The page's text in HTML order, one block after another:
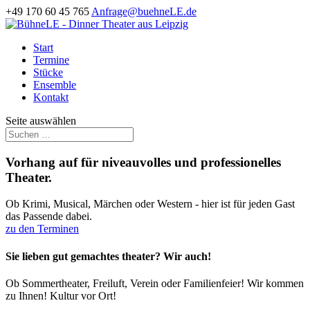
+49 170 60 45 765 Anfrage@buehneLE.de
Start
Termine
Stücke
Ensemble
Kontakt
Seite auswählen
Vorhang auf für niveauvolles und professionelles
Theater.
Ob Krimi, Musical, Märchen oder Western - hier ist für jeden Gast
das Passende dabei.
zu den Terminen
Sie lieben gut gemachtes theater? Wir auch!
Ob Sommertheater, Freiluft, Verein oder Familienfeier! Wir kommen
zu Ihnen! Kultur vor Ort!